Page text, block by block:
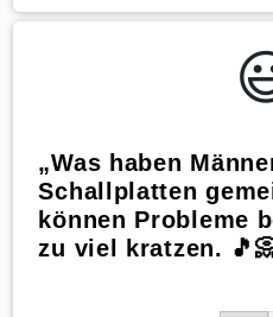
„Was haben
Schallplatten
können Probleme
zu viel kratzen.